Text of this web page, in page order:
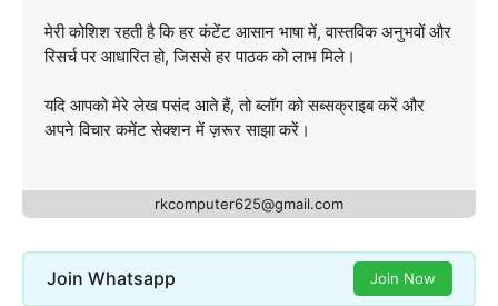
मेरी कोशिश रहती है कि हर कंटेंट आसान भाषा में, वास्तविक अनुभवों और
रिसर्च पर आधारित हो, जिससे हर पाठक को लाभ मिले।
यदि आपको मेरे लेख पसंद आते हैं, तो ब्लॉग को सब्सक्राइब करें और
अपने विचार कमेंट सेक्शन में ज़रूर साझा करें।
rkcomputer625@gmail.com
Join Whatsapp Join Now